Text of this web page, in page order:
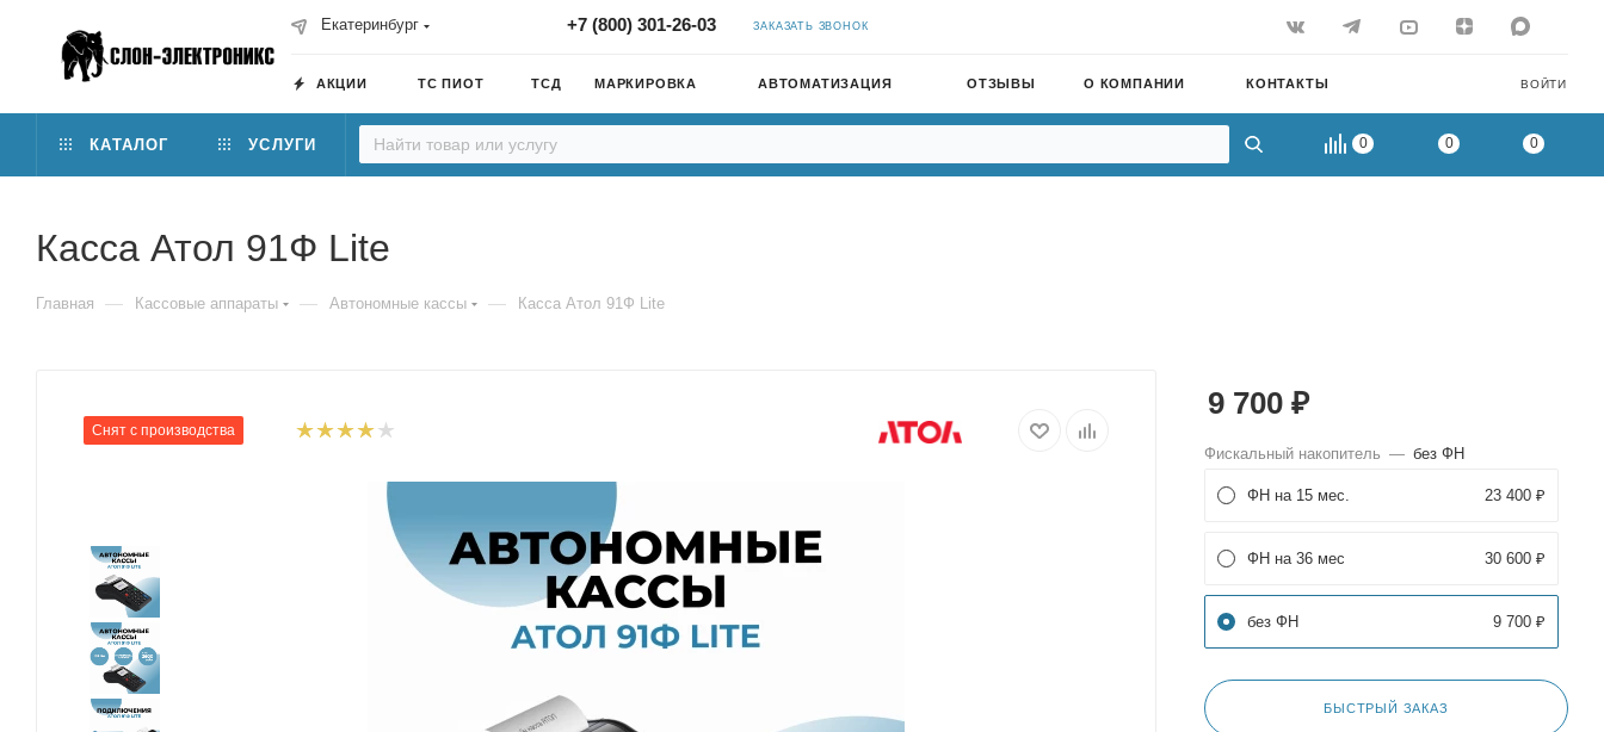
Екатеринбург +7 (800) 301-26-03 ЗАКАЗАТЬ ЗВОНОК
ВОЙТИ
АКЦИИ ТС ПИОТ ТСД МАРКИРОВКА АВТОМАТИЗАЦИЯ ОТЗЫВЫ О КОМПАНИИ КОНТАКТЫ
0 0 0
КАТАЛОГ УСЛУГИ
Касса Атол 91Ф Lite
Главная — Кассовые аппараты — Автономные кассы — Касса Атол 91Ф Lite
Снят с производства
9 700 ₽
Фискальный накопитель — без ФН
ФН на 15 мес. 23 400 ₽
ФН на 36 мес 30 600 ₽
без ФН 9 700 ₽
БЫСТРЫЙ ЗАКАЗ